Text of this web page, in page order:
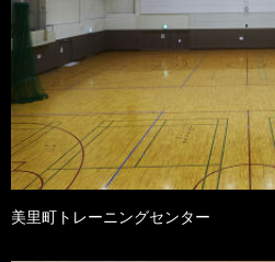
美里町トレーニングセンター